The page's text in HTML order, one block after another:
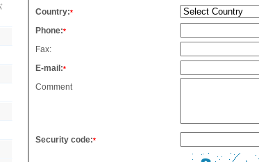
Country:*
Phone:*
Fax:
E-mail:*
Comment
Security code:*